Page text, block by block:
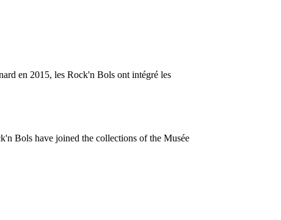
en 2015, les Rock'n Bols ont intégré les
Bols have joined the collections of the Musée